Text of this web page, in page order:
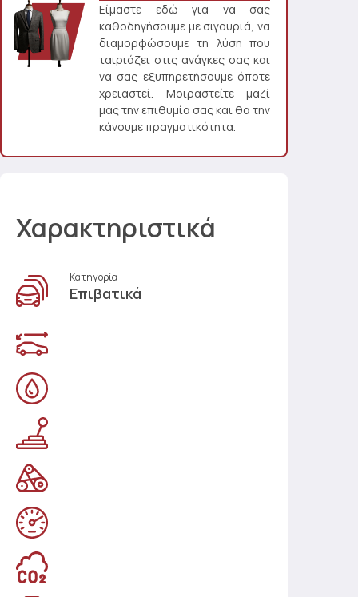
Είμαστε εδώ για να σας
καθοδηγήσουμε με σιγουριά, να
διαμορφώσουμε τη λύση που
ταιριάζει στις ανάγκες σας και
να σας εξυπηρετήσουμε όποτε
χρειαστεί. Μοιραστείτε μαζί
μας την επιθυμία σας και θα την
κάνουμε πραγματικότητα.
Χαρακτηριστικά
Κατηγορία
Επιβατικά